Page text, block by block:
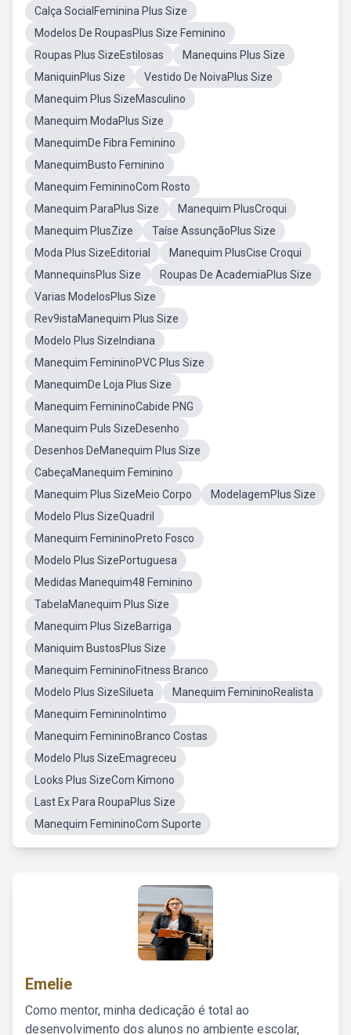
Calça SocialFeminina Plus Size
Modelos De RoupasPlus Size Feminino
Roupas Plus SizeEstilosas
Manequins Plus Size
ManiquinPlus Size
Vestido De NoivaPlus Size
Manequim Plus SizeMasculino
Manequim ModaPlus Size
ManequimDe Fibra Feminino
ManequimBusto Feminino
Manequim FemininoCom Rosto
Manequim ParaPlus Size
Manequim PlusCroqui
Manequim PlusZize
Taíse AssunçãoPlus Size
Moda Plus SizeEditorial
Manequim PlusCise Croqui
MannequinsPlus Size
Roupas De AcademiaPlus Size
Varias ModelosPlus Size
Rev9istaManequim Plus Size
Modelo Plus SizeIndiana
Manequim FemininoPVC Plus Size
ManequimDe Loja Plus Size
Manequim FemininoCabide PNG
Manequim Puls SizeDesenho
Desenhos DeManequim Plus Size
CabeçaManequim Feminino
Manequim Plus SizeMeio Corpo
ModelagemPlus Size
Modelo Plus SizeQuadril
Manequim FemininoPreto Fosco
Modelo Plus SizePortuguesa
Medidas Manequim48 Feminino
TabelaManequim Plus Size
Manequim Plus SizeBarriga
Maniquim BustosPlus Size
Manequim FemininoFitness Branco
Modelo Plus SizeSilueta
Manequim FemininoRealista
Manequim FemininoIntimo
Manequim FemininoBranco Costas
Modelo Plus SizeEmagreceu
Looks Plus SizeCom Kimono
Last Ex Para RoupaPlus Size
Manequim FemininoCom Suporte
Emelie
Como mentor, minha dedicação é total ao
desenvolvimento dos alunos no ambiente escolar,